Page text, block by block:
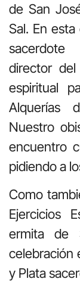
de San
Sal. En
sacerdote
director
espiritual
Alquerías
Nuestro
encuentro
pidiendo a
Como
Ejercicios
ermita de
celebración
y Plata